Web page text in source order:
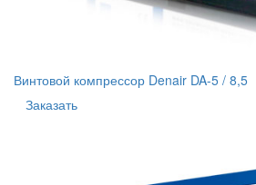
Винтовой компрессор Denair DA-5 / 8,5
Заказать